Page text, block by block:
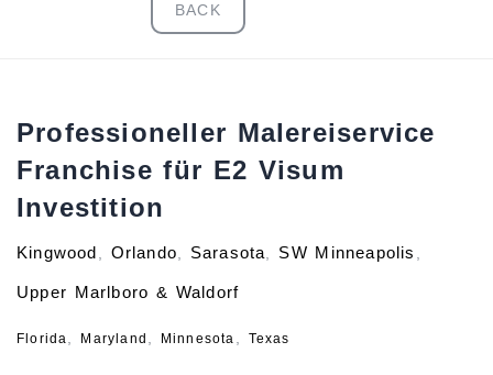
BACK
Professioneller Malereiservice
Franchise für E2 Visum
Investition
Kingwood , Orlando, Sarasota, SW Minneapolis ,
Upper Marlboro & Waldorf
Florida, Maryland , Minnesota , Texas